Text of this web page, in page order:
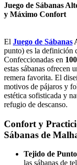
Juego de Sábanas
y Máximo Confort
El Juego de Sábanas
punto) es la definición
Confeccionadas en
estas sábanas ofrecen
remera favorita. El
motivos de pájaros y
estética sofisticada y
refugio de descanso.
Confort y
Sábanas de
Tejido de
las sábanas de